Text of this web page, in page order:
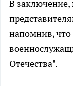
В заключение,
напомнив, что
Отечества".